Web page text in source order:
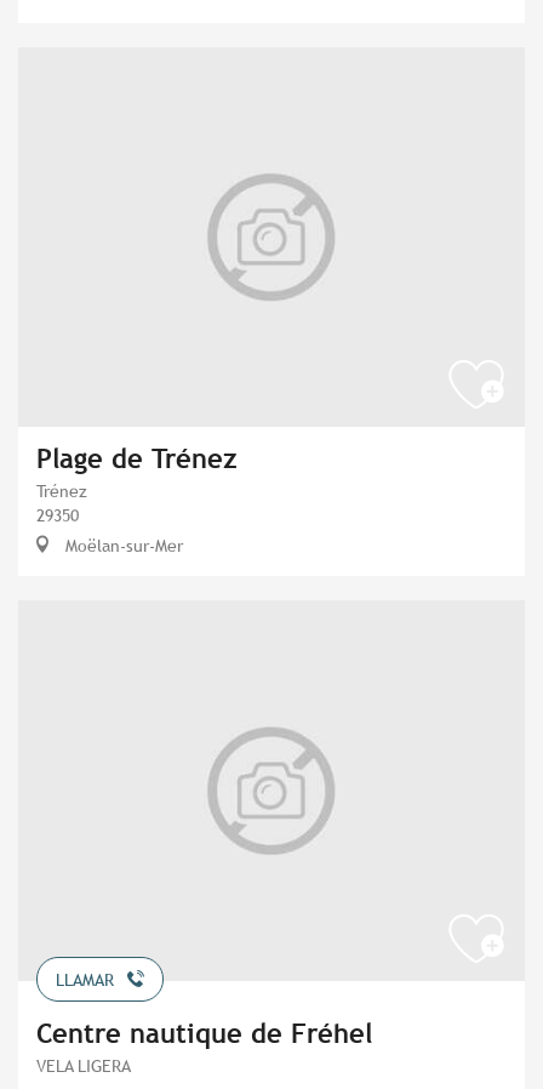
Plage de Trénez
Trénez
29350
Moëlan-sur-Mer
LLAMAR
Centre nautique de Fréhel
VELA LIGERA